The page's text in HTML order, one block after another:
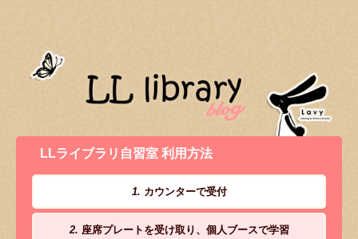
LLライブラリ自習室 利用方法
1. カウンターで受付
2. 座席プレートを受け取り、個人ブースで学習